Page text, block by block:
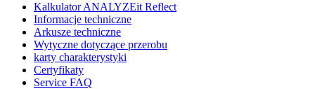
Kalkulator ANALYZEit Reflect
Informacje techniczne
Arkusze techniczne
Wytyczne dotyczące przerobu
karty charakterystyki
Certyfikaty
Service FAQ